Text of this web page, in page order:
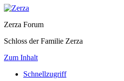
Zerza Forum
Schloss der Familie Zerza
Zum Inhalt
Schnellzugriff